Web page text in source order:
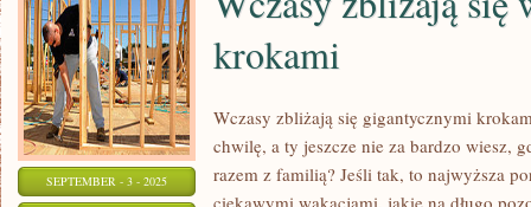
PODRÓŻY
SEPTEMBER - 3 - 2025
krokami
Wczasy zbliżają się gigantycznymi
chwilę, a ty jeszcze nie za bardzo wiesz,
razem z familią? Jeśli tak, to najwyższa
ciekawymi wakacjami, jakie na długo